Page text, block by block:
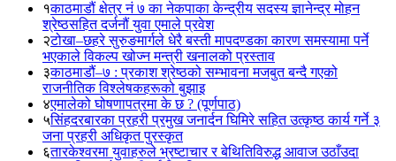
१काठमाडौं क्षेत्र नं ७ का नेकपाका केन्द्रीय सदस्य ज्ञानेन्द्र मोहन
श्रेष्ठसहित दर्जनौं युवा एमाले प्रवेश
२टोखा–छहरे सुरुङमार्गले धेरै बस्ती मापदण्डका कारण समस्यामा पर्ने
भएकाले विकल्प खोज्न मन्त्री खनालको प्रस्ताव
३काठमाडौं–७ : प्रकाश श्रेष्ठको सम्भावना मजबुत बन्दै गएको
राजनीतिक विश्लेषकहरूको बुझाइ
४एमालेको घोषणापत्रमा के छ ? (पूर्णपाठ)
५सिंहदरबारका प्रहरी प्रमुख जनार्दन घिमिरे सहित उत्कृष्ठ कार्य गर्ने ३
जना प्रहरी अधिकृत पुरस्कृत
६तारकेश्वरमा युवाहरुले भ्रष्टाचार र बेथितिविरुद्ध आवाज उठाँउदा